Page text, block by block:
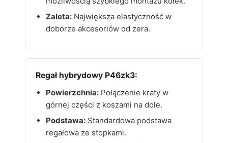
Zaleta: Największa elastyczność w
doborze akcesoriów od zera.
Regał hybrydowy P46zk3:
Powierzchnia: Połączenie kraty w
górnej części z koszami na dole.
Podstawa: Standardowa podstawa
regałowa ze stopkami.